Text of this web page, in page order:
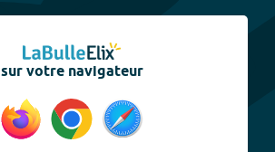
sur votre navigateur